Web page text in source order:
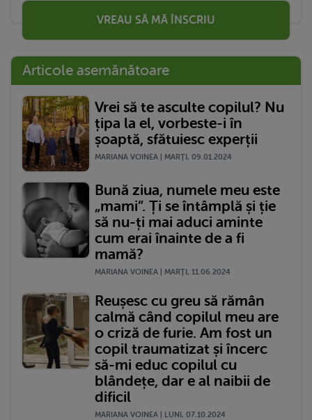
VREAU SĂ MĂ ÎNSCRIU
Articole asemănătoare
Vrei să te asculte copilul? Nu
țipa la el, vorbeste-i în
șoaptă, sfătuiesc experții
MARIANA VOINEA | MARŢI, 09.01.2024
Bună ziua, numele meu este
„mami”. Ți se întâmplă și ție
să nu-ți mai aduci aminte
cum erai înainte de a fi
mamă?
MARIANA VOINEA | MARŢI, 11.06.2024
Reușesc cu greu să rămân
calmă când copilul meu are
o criză de furie. Am fost un
copil traumatizat și încerc
să-mi educ copilul cu
blândețe, dar e al naibii de
dificil
MARIANA VOINEA | LUNI, 07.10.2024